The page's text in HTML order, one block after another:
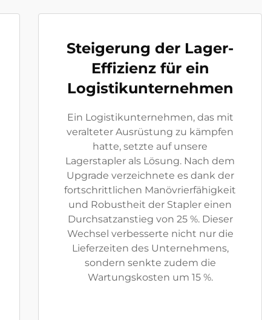
Steigerung der Lager-
Effizienz für ein
Logistikunternehmen
Ein Logistikunternehmen, das mit
veralteter Ausrüstung zu kämpfen
hatte, setzte auf unsere
Lagerstapler als Lösung. Nach dem
Upgrade verzeichnete es dank der
fortschrittlichen Manövrierfähigkeit
und Robustheit der Stapler einen
Durchsatzanstieg von 25 %. Dieser
Wechsel verbesserte nicht nur die
Lieferzeiten des Unternehmens,
sondern senkte zudem die
Wartungskosten um 15 %.